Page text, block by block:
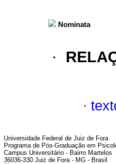
Nominata
·
·
Universidade Federal de Juiz de Fora
Programa de Pós-Graduação em
Campus Universitário - Bairro Martelos
36036-330 Juiz de Fora - MG - Brasil